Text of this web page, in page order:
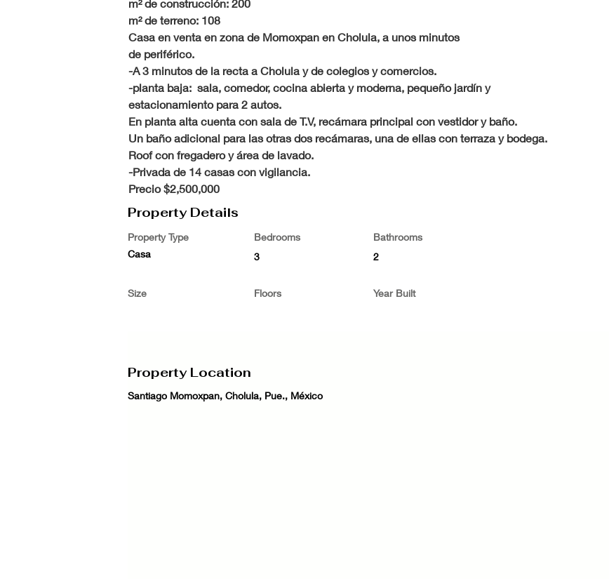
m² de construcción: 200
m² de terreno: 108
Casa en venta en zona de Momoxpan en Cholula, a unos minutos
de periférico.
-A 3 minutos de la recta a Cholula y de colegios y comercios.
-planta baja:  sala, comedor, cocina abierta y moderna, pequeño jardín y
estacionamiento para 2 autos.
En planta alta cuenta con sala de T.V, recámara principal con vestidor y baño.
Un baño adicional para las otras dos recámaras, una de ellas con terraza y bodega.
Roof con fregadero y área de lavado.
-Privada de 14 casas con vigilancia.
Precio $2,500,000
Property Details
Property Type
Casa
Bedrooms
3
Bathrooms
2
Size Floors Year Built
Property Location
Santiago Momoxpan, Cholula, Pue., México